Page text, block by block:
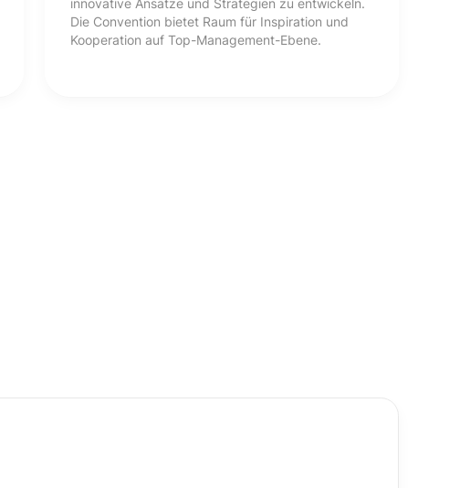
innovative Ansätze und Strategien zu entwickeln.
Die Convention bietet Raum für Inspiration und
Kooperation auf Top-Management-Ebene.